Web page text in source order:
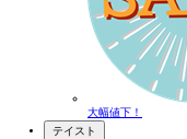
大幅値下！
テイスト